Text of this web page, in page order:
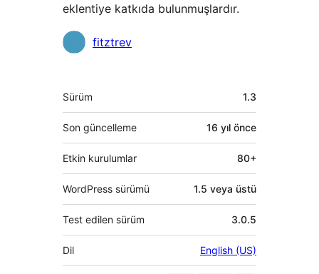
eklentiye katkıda bulunmuşlardır.
Katkıdafitztrev
Meta
Sürüm 1.3
Son güncelleme 16 yıl önce
Etkin kurulumlar 80+
WordPress sürümü 1.5 veya üstü
Test edilen sürüm 3.0.5
Dil English (US)